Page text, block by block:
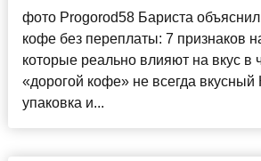
фото Progorod58 Бариста
кофе без переплаты: 7 признаков
которые реально влияют на вкус в
«дорогой кофе» не всегда вкусный
упаковка и...